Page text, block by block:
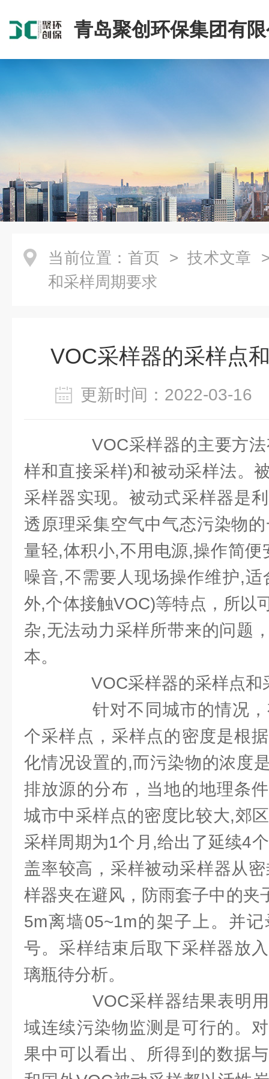
青岛聚创环保集团有
当前位置： 首页 > 技术文章
和采样周期要求
VOC采样器的采样点
更新时间：2022-03-
VOC采样器的主要方法
样和直接采样)和被动采样法。
采样器实现。被动式采样器是
透原理采集空气中气态污染物
量轻,体积小,不用电源,操作简
噪音,不需要人现场操作维护,
外,个体接触VOC)等特点，所以
杂,无法动力采样所带来的问题
本。
VOC采样器的采样点和
针对不同城市的情况，
个采样点，采样点的密度是根
化情况设置的,而污染物的浓度
排放源的分布，当地的地理条
城市中采样点的密度比较大,郊
采样周期为1个月,给出了延续4
盖率较高，采样被动采样器从
样器夹在避风，防雨套子中的夹
5m离墙05~1m的架子上。并
号。采样结束后取下采样器放
璃瓶待分析。
VOC采样器结果表明用
域连续污染物监测是可行的。
果中可以看出、所得到的数据